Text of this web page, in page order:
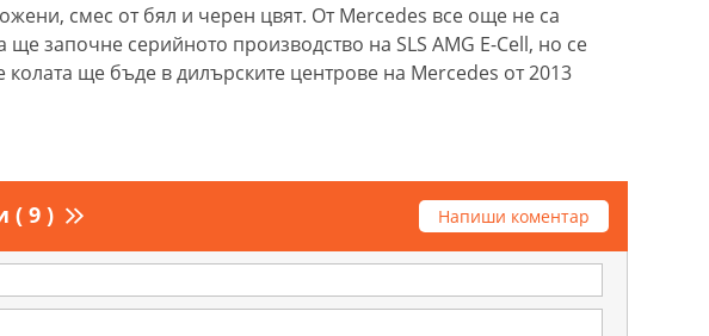
смес от бял и черен цвят. От Mercedes все още не са
започне серийното производство на SLS AMG E-Cell, но се
колата ще бъде в дилърските центрове на Mercedes от 2013
( 9 ) Напиши коментар